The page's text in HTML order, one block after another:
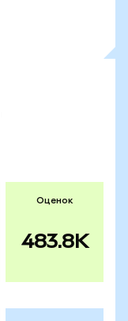
Оценок
483.8K